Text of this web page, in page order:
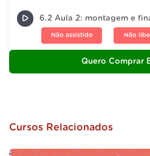
6.2 Aula 2: montagem e
Não assistido Não
Quero Comprar
Cursos Relacionados